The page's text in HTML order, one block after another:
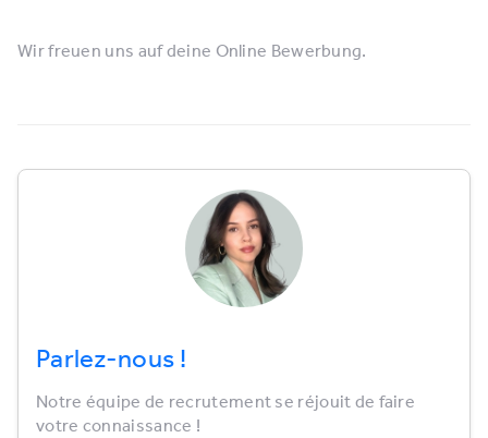
Wir freuen uns auf deine Online Bewerbung.
Parlez-nous !
Notre équipe de recrutement se réjouit de faire
votre connaissance !